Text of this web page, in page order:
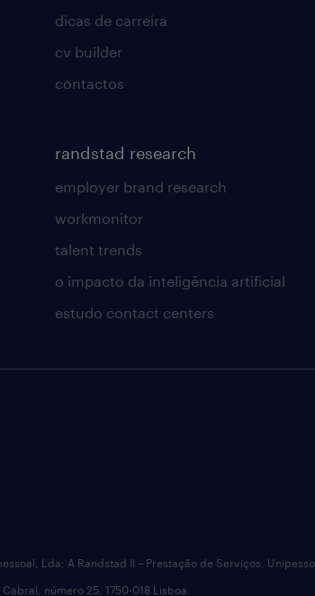
dicas de carreira
cv builder
contactos
randstad research
employer brand research
workmonitor
talent trends
o impacto da inteligência artificial
estudo contact centers
Lda; A Randstad II – Prestação de Serviços,
número 25, 1750-018 Lisboa.